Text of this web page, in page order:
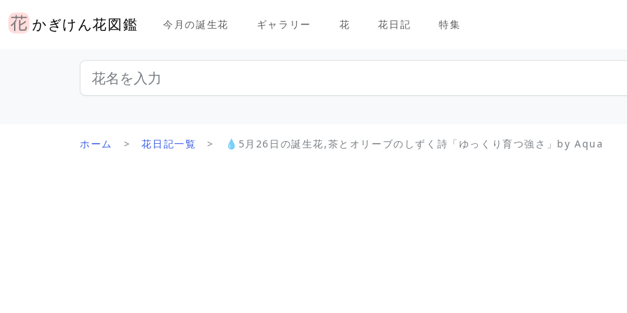
かぎけん花図鑑 今月の誕生花 ギャラリー 花 花日記 特集
ホーム 花日記一覧 💧5月26日の誕生花,茶とオリーブのしずく詩「ゆっくり育つ強さ」by Aqua